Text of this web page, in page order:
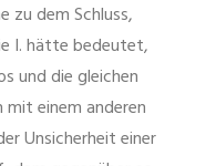
zu dem Schluss,
I. hätte bedeutet,
und die gleichen
einem anderen
Unsicherheit einer